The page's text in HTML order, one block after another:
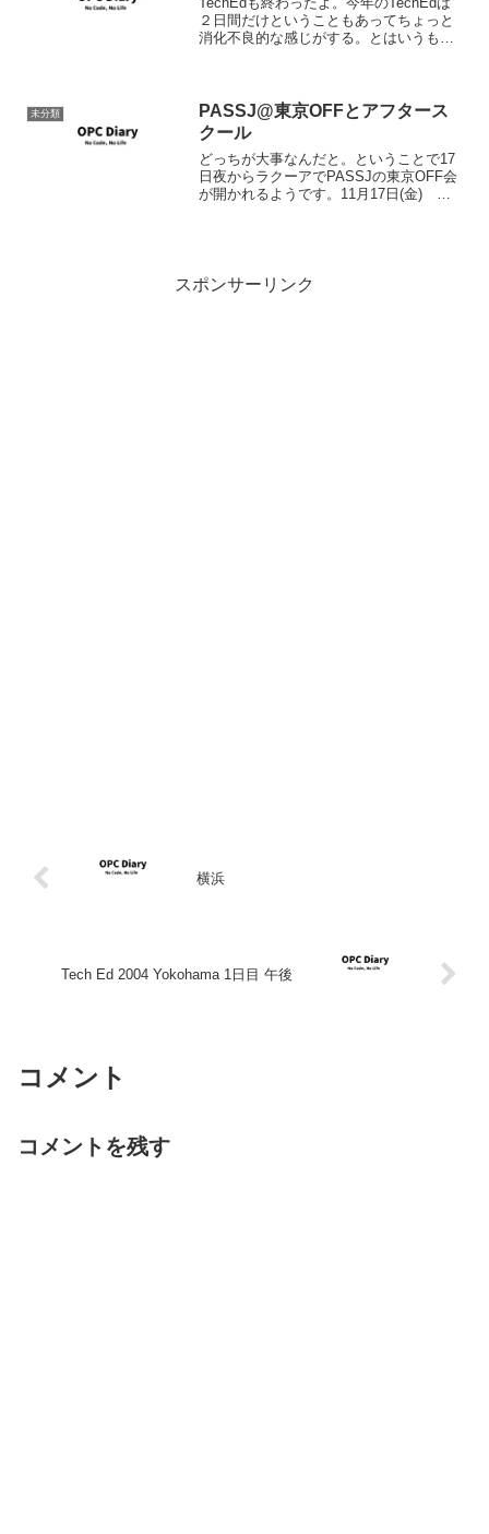
２日間だけということもあってちょっと
消化不良的な感じがする。とはいうもの
未分類
PASSJ@東京OFFとアフタース
クール
どっちが大事なんだと。ということで17
日夜からラクーアでPASSJの東京OFF会
が開かれるようです。11月17日(金) 第1
スポンサーリンク
横浜
Tech Ed 2004 Yokohama 1日目 午後
コメント
コメントを残す